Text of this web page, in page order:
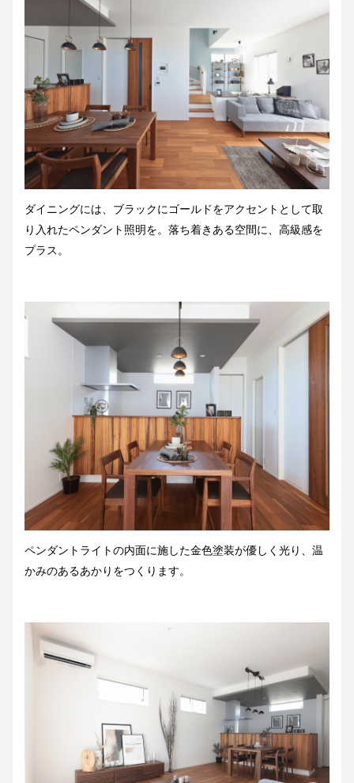
ダイニングには、ブラックにゴールドをアクセントとして取
り入れたペンダント照明を。落ち着きある空間に、高級感を
プラス。
ペンダントライトの内面に施した金色塗装が優しく光り、温
かみのあるあかりをつくります。